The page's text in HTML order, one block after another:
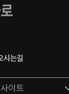
시는길
이트